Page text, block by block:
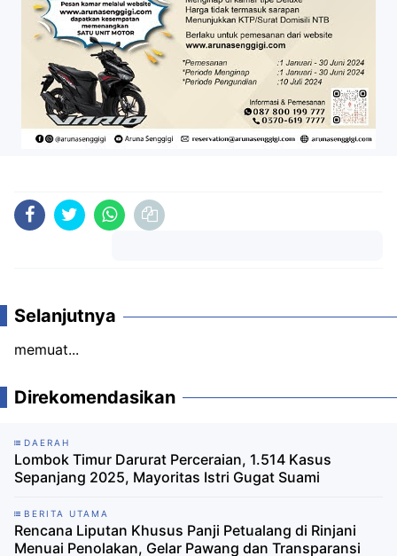
Selanjutnya
memuat...
Direkomendasikan
DAERAH
Lombok Timur Darurat Perceraian, 1.514 Kasus
Sepanjang 2025, Mayoritas Istri Gugat Suami
BERITA UTAMA
Rencana Liputan Khusus Panji Petualang di Rinjani
Menuai Penolakan, Gelar Pawang dan Transparansi